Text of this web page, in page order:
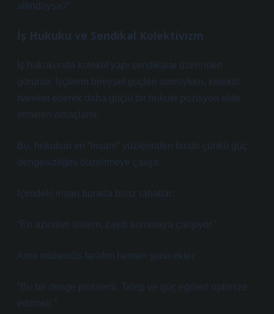
altındaysa?”
İş Hukuku ve Sendikal Kolektivizm
İş hukukunda kolektif yapı sendikalar üzerinden
görünür. İşçilerin bireysel güçleri sınırlıyken, kolektif
hareket ederek daha güçlü bir hukuki pozisyon elde
etmeleri amaçlanır.
Bu, hukukun en “insani” yüzlerinden biridir çünkü güç
dengesizliğini düzeltmeye çalışır.
İçimdeki insan burada biraz rahatlar:
“En azından sistem, zayıfı korumaya çalışıyor.”
Ama mühendis tarafım hemen şunu ekler:
“Bu bir denge problemi. Talep ve güç eğrileri optimize
edilmeli.”